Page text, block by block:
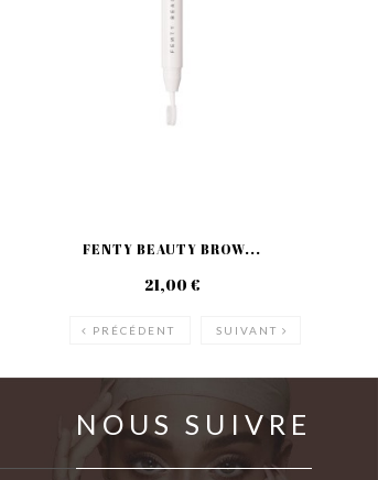
FENTY BEAUTY BROW...
21,00 €
PRÉCÉDENT SUIVANT
NOUS SUIVRE